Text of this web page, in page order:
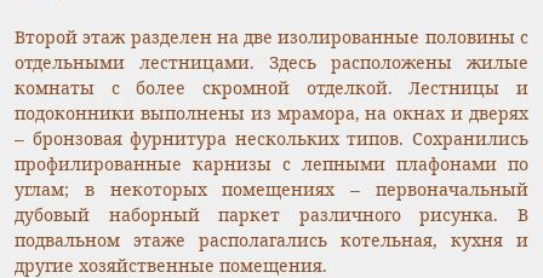
Второй этаж разделен на две изолированные половины с
отдельными лестницами. Здесь расположены жилые
комнаты с более скромной отделкой. Лестницы и
подоконники выполнены из мрамора, на окнах и дверях
– бронзовая фурнитура нескольких типов. Сохранились
профилированные карнизы с лепными плафонами по
углам; в некоторых помещениях – первоначальный
дубовый наборный паркет различного рисунка. В
подвальном этаже располагались котельная, кухня и
другие хозяйственные помещения.